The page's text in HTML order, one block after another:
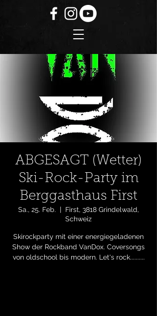
ABGESAGT (Wetter)
Ski-Rock-Party im
Berggasthaus First
Sa., 25. Feb.
  |
First, 3818 Grindelwald,
Schweiz
Skirockparty mit einer energiegeladenen
Show der Rockband VanDox. Coversongs
von oldschool bis modern. Let's rock..........